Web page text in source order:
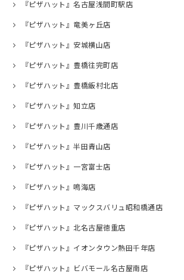
『ピザハット』名古屋浅間町駅店
『ピザハット』竜美ヶ丘店
『ピザハット』安城横山店
『ピザハット』豊橋往完町店
『ピザハット』豊橋飯村北店
『ピザハット』知立店
『ピザハット』豊川千歳通店
『ピザハット』半田青山店
『ピザハット』一宮富士店
『ピザハット』鳴海店
『ピザハット』マックスバリュ昭和橋通店
『ピザハット』北名古屋徳重店
『ピザハット』イオンタウン熱田千年店
『ピザハット』ビバモール名古屋南店